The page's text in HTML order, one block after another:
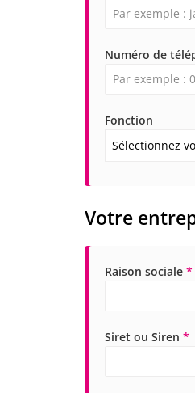
Numéro de
Fonction
Sélectionnez
Votre
Raison sociale *
Siret ou Siren *